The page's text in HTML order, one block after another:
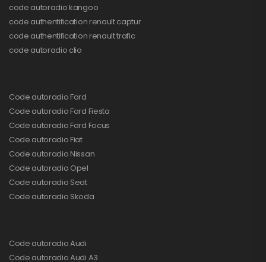
code autoradio kangoo
code authentification renault captur
code authentification renault trafic
code autoradio clio
Code autoradio Ford
Code autoradio Ford Fiesta
Code autoradio Ford Focus
Code autoradio Fiat
Code autoradio Nissan
Code autoradio Opel
Code autoradio Seat
Code autoradio Skoda
Code autoradio Audi
Code autoradio Audi A3